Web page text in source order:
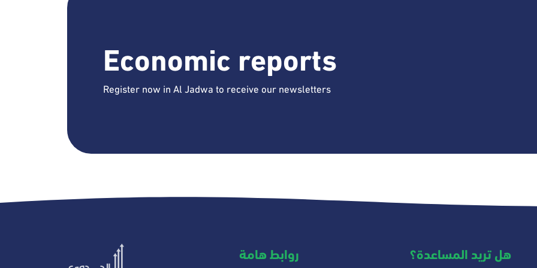
Economic reports
Register now in Al Jadwa to receive our newsletters
روابط هامة هل تريد المساعدة؟